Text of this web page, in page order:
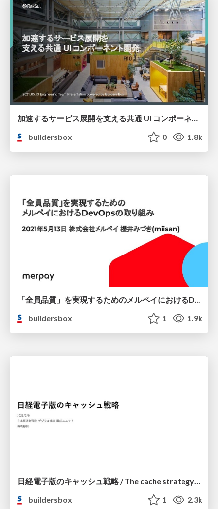
buildersbox
0 1.8k
「全員品質」を実現するためのメルペイにおけるDevOpsの取り組み / DevOps at Merpay to achieve All for Quality
buildersbox
1 1.9k
日経電子版のキャッシュ戦略 / The cache strategy of the Nikkei online edition
buildersbox
1 2.3k